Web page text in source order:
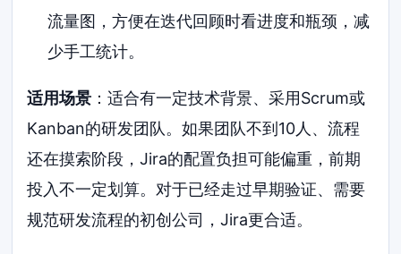
流量图，方便在迭代回顾时看进度和瓶颈，减
少手工统计。
适用场景 ：适合有一定技术背景、采用Scrum或
Kanban的研发团队。如果团队不到10人、流程
还在摸索阶段，Jira的配置负担可能偏重，前期
投入不一定划算。对于已经走过早期验证、需要
规范研发流程的初创公司，Jira更合适。